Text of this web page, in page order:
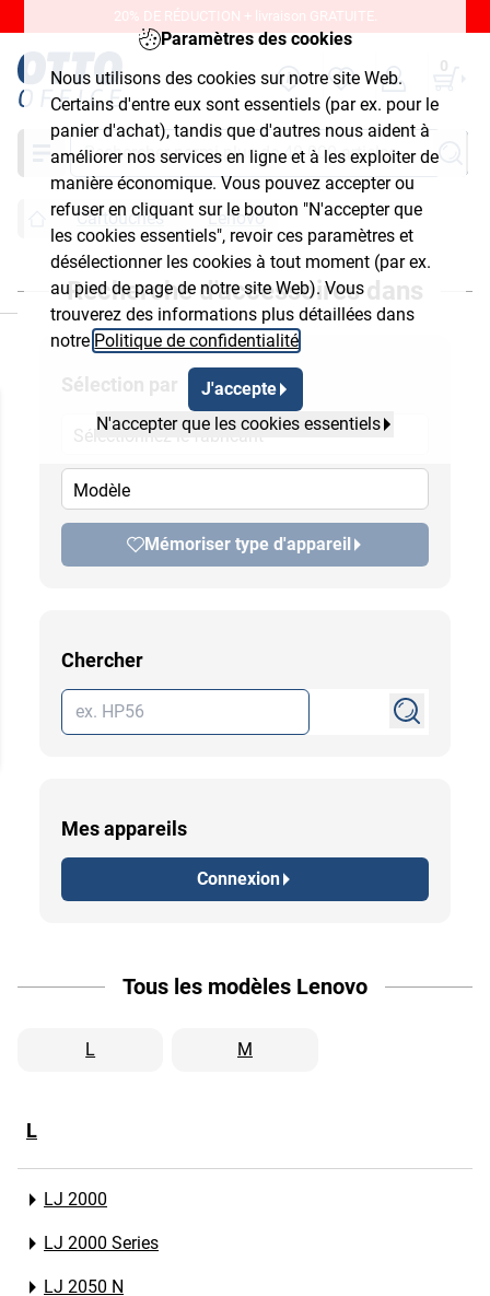
Paramètres des cookies
Nous utilisons des cookies sur notre site Web.
Certains d'entre eux sont essentiels (par ex. pour le
panier d'achat), tandis que d'autres nous aident à
améliorer nos services en ligne et à les exploiter de
manière économique. Vous pouvez accepter ou
refuser en cliquant sur le bouton "N'accepter que
les cookies essentiels", revoir ces paramètres et
désélectionner les cookies à tout moment (par ex.
au pied de page de notre site Web). Vous
trouverez des informations plus détaillées dans
notre Politique de confidentialité
J'accepte
N'accepter que les cookies essentiels
20% DE RÉDUCTION + livraison GRATUITE.
0
Chercher
Cartouches Lenovo
Recherche d'accessoires dans
Sélection par
Sélectionnez le fabricant
Modèle
Mémoriser type d'appareil
Chercher
Mes appareils
Connexion
Tous les modèles Lenovo
L M
L
LJ 2000
LJ 2000 Series
LJ 2050 N